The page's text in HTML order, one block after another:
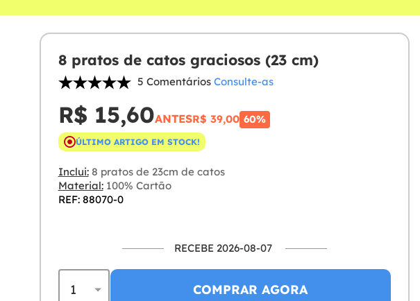
8 pratos de catos graciosos (23 cm)
5 Comentários Consulte-as
R$ 15,60ANTESR$ 39,00 60%
ÚLTIMO ARTIGO EM STOCK!
Inclui:8 pratos de 23cm de catos
Material:100% Cartão
REF: 88070-0
RECEBE 2026-08-07
COMPRAR AGORA